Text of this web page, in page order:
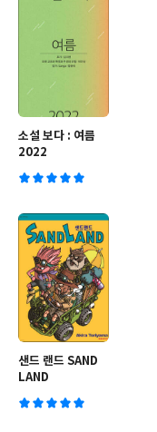
소설 보다 : 여름
2022
샌드 랜드 SAND
LAND